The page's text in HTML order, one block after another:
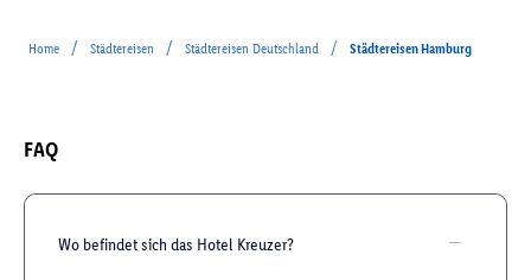
Home / Städtereisen / Städtereisen Deutschland / Städtereisen Hamburg
FAQ
Wo befindet sich das Hotel Kreuzer?